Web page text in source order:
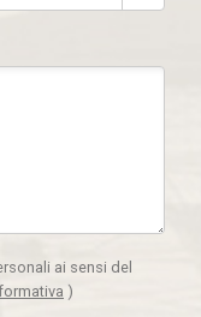
ai sensi del
)